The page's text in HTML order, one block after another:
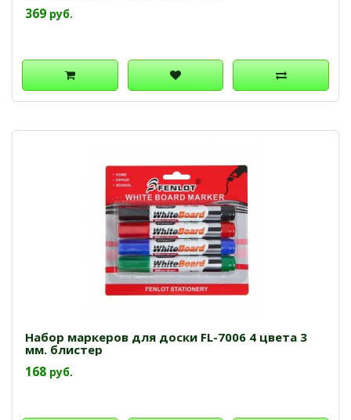
369 руб.
Набор маркеров для доски FL-7006 4 цвета 3
мм. блистер
168 руб.